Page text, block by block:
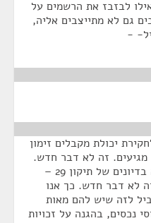
לבזבז את הרשמים על
גם לא מתייצבים אליה,
-
יכולת מקבלים זימון
זה לא דבר חדש.
לדעתי, זה גם הוצג בוועדת חוקה בדיונים של תיקון 29 –
לא דבר חדש. כך אנו
לזה שיש להם מאות
נכסים, בהגנה על זכויות